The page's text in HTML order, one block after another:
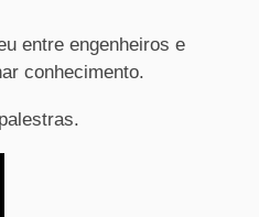
entre engenheiros e
conhecimento.